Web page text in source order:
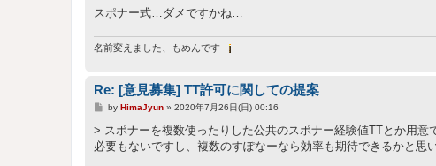
スポナー式…ダメですかね…
名前変えました、もめんです
Re: [意見募集] TT許可に関しての提案
投
記
事
by HimaJyun» 2020年7月26日(日) 00:16
> スポナーを複数使ったりした公共のスポナー経験値TTとか用
必要もないですし、複数のすぽなーなら効率も期待できるかと思い